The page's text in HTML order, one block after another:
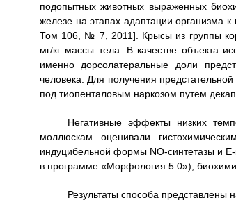
подопытных животных выраженных
железе на этапах адаптации организма
Том 106, № 7, 2011]. Крысы из группы
мг/кг массы тела. В качестве объекта
именно дорсолатеральные доли
человека. Для получения
под тиопенталовым наркозом путем
Негативные эффекты низких
моллюскам оценивали
индуцибельной формы NO-синтетазы и
в программе «Морфология 5.0»),
Результаты способа представлены